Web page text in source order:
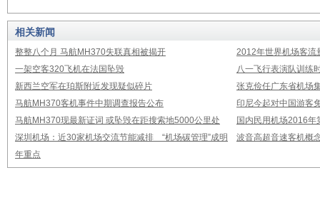
相关新闻
整整八个月 马航MH370失联真相被揭开
2012年世界机场客流
一架空客320飞机在法国坠毁
八一飞行表演队训练
新西兰空军在珀斯附近发现疑似碎片
张克俭任广东省机场
马航MH370客机事件中期调查报告公布
印尼今起对中国游客
马航MH370现最新证词 或坠毁在距搜索地5000公里处
国内民用机场2016年
深圳机场：近30家机场交流节能减排 “机场碳管理”成明
年重点
波音高超音速客机概